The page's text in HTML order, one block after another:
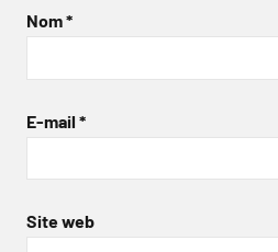
Nom*
E-mail *
Site web